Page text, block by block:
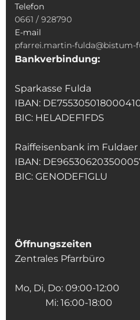
Telefon
0661 / 928790
E-mail
pfarrei.martin-fulda@bistum-
Bankverbindung:
Sparkasse Fulda
IBAN:
BIC: HELADEF1FDS
Raiffeisenbank im Fuldaer
IBAN:
BIC: GENODEF1GLU
Öffnungszeiten
Zentrales Pfarrbüro
Mo, Di, Do: 09:00-12:00
Mi: 16:00-18:00